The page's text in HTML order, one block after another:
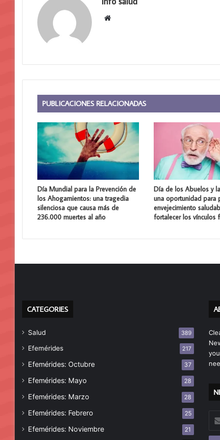
Sitio
PUBLICACIONES RELACIONADAS
Día Mundial para la Prevención de
los Ahogamientos: una tragedia
silenciosa que causa más de
236.000 muertes al año
Día de los Abuelos y
una oportunidad para
envejecimiento
fortalecer los vínculos
CATEGORIES
Salud 389
Efemérides 217
Efemérides: Octubre 37
Efemérides: Mayo 28
Efemérides: Marzo 28
Efemérides: Febrero 25
Efemérides: Noviembre 21